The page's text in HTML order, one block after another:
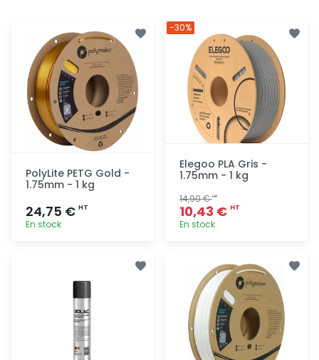
PolyLite PETG Gold -
1.75mm - 1 kg
24,75 € HT
En stock
Elegoo PLA Gris -
1.75mm - 1 kg
14,90 €HT
10,43 € HT
En stock
rapide
-30%